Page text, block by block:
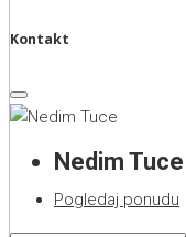
Kontakt
Nedim Tuce
Pogledaj ponudu